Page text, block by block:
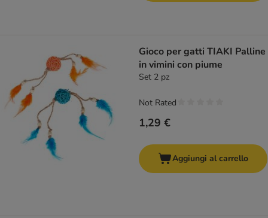
Gioco per gatti TIAKI Palline
in vimini con piume
Set 2 pz
1,29 €
Not Rated
Aggiungi al carrello